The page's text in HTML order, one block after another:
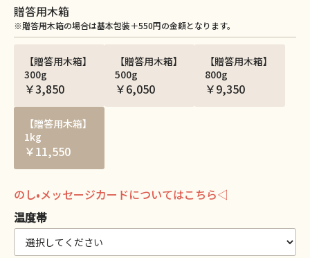
贈答用木箱
※贈答用木箱の場合は基本包装＋550円の金額となります。
【贈答用木箱】
300g
￥3,850
【贈答用木箱】
500g
￥6,050
【贈答用木箱】
800g
￥9,350
【贈答用木箱】
1kg
￥11,550
のし•メッセージカードについてはこちら◁
温度帯